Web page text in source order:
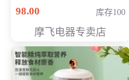
98.00
库存100
摩飞电器专卖店